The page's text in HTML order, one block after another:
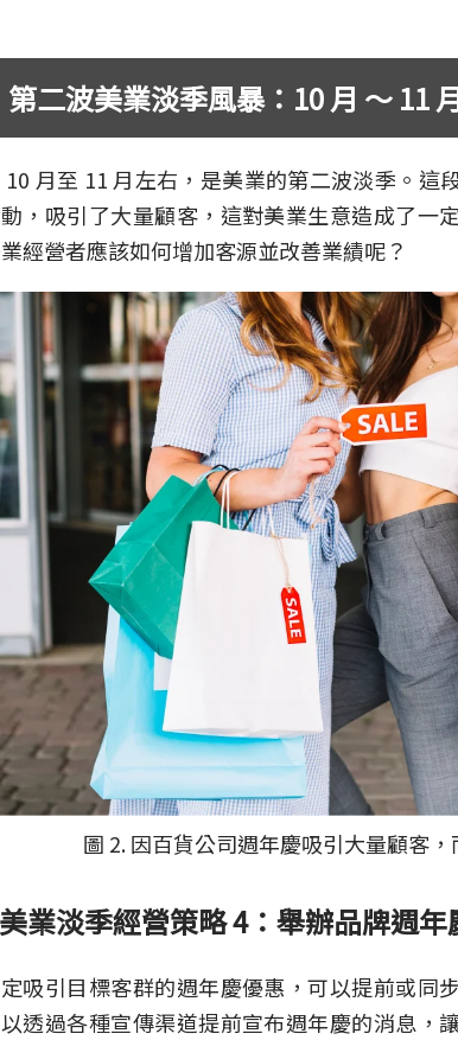
第二波美業淡季風暴：10 月 ～ 11
10 月至 11 月左右，是美業的第二波淡季。這
，吸引了大量顧客，這對美業生意造成了一
經營者應該如何增加客源並改善業績呢？
圖 2. 因百貨公司週年慶吸引大量顧客
業淡季經營策略 4：舉辦品牌週年
吸引目標客群的週年慶優惠，可以提前或同
透過各種宣傳渠道提前宣布週年慶的消息，